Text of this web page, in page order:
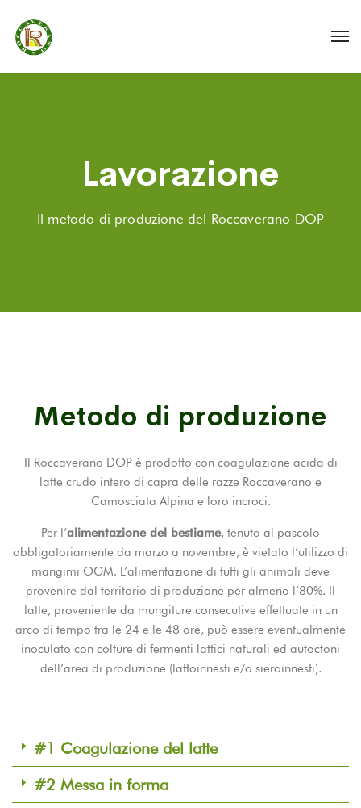
Lavorazione
Il metodo di produzione del Roccaverano DOP
Metodo di produzione
Il Roccaverano DOP è prodotto con coagulazione acida di
latte crudo intero di capra delle razze Roccaverano e
Camosciata Alpina e loro incroci.
Per l’alimentazione del bestiame, tenuto al pascolo
obbligatoriamente da marzo a novembre, è vietato l’utilizzo di
mangimi OGM. L’alimentazione di tutti gli animali deve
provenire dal territorio di produzione per almeno l’80%. Il
latte, proveniente da mungiture consecutive effettuate in un
arco di tempo tra le 24 e le 48 ore, può essere eventualmente
inoculato con colture di fermenti lattici naturali ed autoctoni
dell’area di produzione (lattoinnesti e/o sieroinnesti).
#1 Coagulazione del latte
#2 Messa in forma